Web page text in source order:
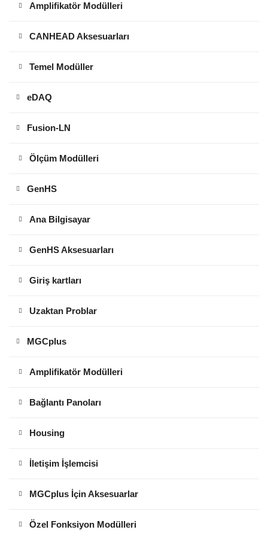
Amplifikatör Modülleri
CANHEAD Aksesuarları
Temel Modüller
eDAQ
Fusion-LN
Ölçüm Modülleri
GenHS
Ana Bilgisayar
GenHS Aksesuarları
Giriş kartları
Uzaktan Problar
MGCplus
Amplifikatör Modülleri
Bağlantı Panoları
Housing
İletişim İşlemcisi
MGCplus İçin Aksesuarlar
Özel Fonksiyon Modülleri